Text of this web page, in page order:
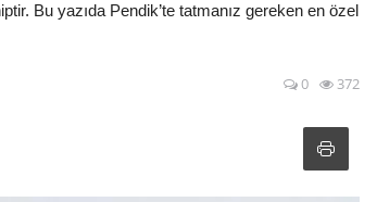
Bu yazıda Pendik’te tatmanız gereken en özel
0 372